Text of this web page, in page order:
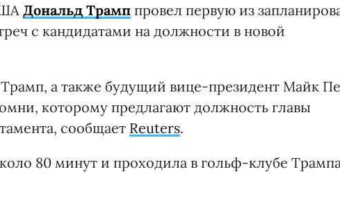
Дональд Трамп провел первую из
с кандидатами на должности в новой
а также будущий вице-президент Майк
которому предлагают должность главы
сообщает Reuters.
80 минут и проходила в гольф-клубе